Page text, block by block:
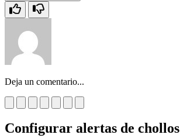
Deja un comentario...
Configurar alertas de chollos